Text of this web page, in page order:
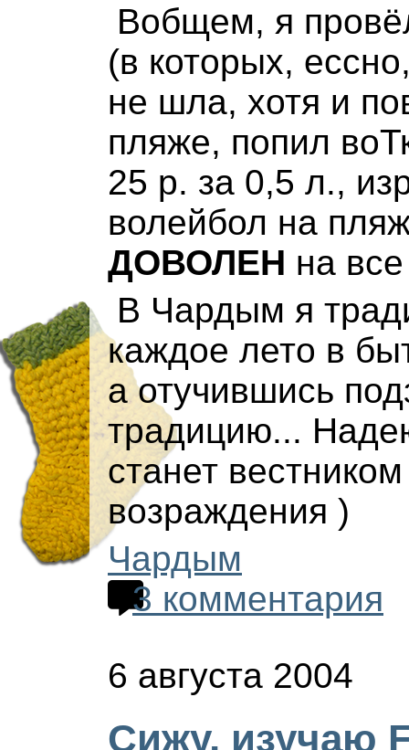
Вобщем, я
(в которых,
не шла, хотя и
пляже, попил
25 р. за 0,5 л.,
волейбол на
ДОВОЛЕН на
В Чардым я
каждое лето в
а отучившись
традицию...
станет
возраждения )
Чардым
3 комментария
6 августа 2004
Сижу, изучаю